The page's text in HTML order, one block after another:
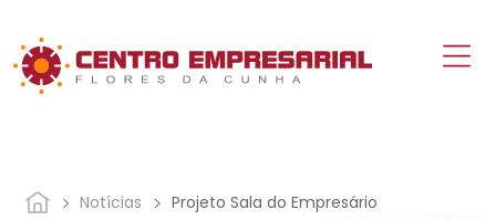
Notícias
Projeto Sala do Empresário